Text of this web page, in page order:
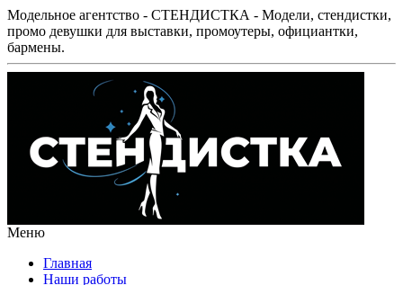
Модельное агентство - СТЕНДИСТКА - Модели, стендистки,
промо девушки для выставки, промоутеры, официантки,
бармены.
Меню
Главная
Наши работы